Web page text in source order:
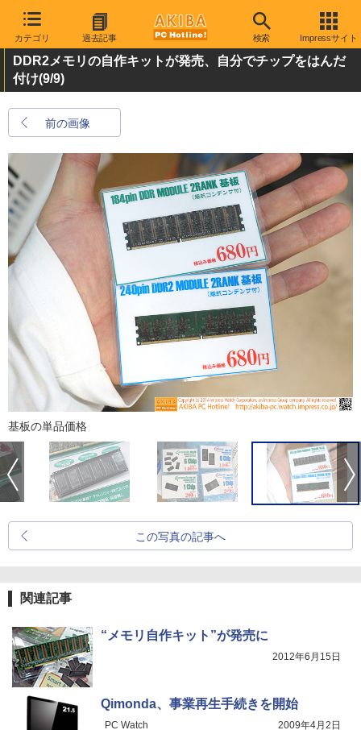
カテゴリ 過去記事 検索 Impressサイト
DDR2メモリの自作キットが発売、自分でチップをはんだ
付け(9/9)
前の画像
基板の単品価格
この写真の記事へ
関連記事
“メモリ自作キット”が発売に
2012年6月15日
Qimonda、事業再生手続きを開始
PC Watch 2009年4月2日